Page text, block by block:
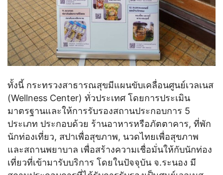
ทั้งนี้ กระทรวงสาธารณสุขมีแผนขับเคลื่อนศูนย์เวลเนส
(Wellness Center) ทั่วประเทศ โดยการประเมิน
มาตรฐานและให้การรับรองสถานประกอบการ 5
ประเภท ประกอบด้วย ร้านอาหารหรือภัตตาคาร, ที่พัก
นักท่องเที่ยว, สปาเพื่อสุขภาพ, นวดไทยเพื่อสุขภาพ
และสถานพยาบาล เพื่อสร้างความเชื่อมั่นให้กับนักท่อง
เที่ยวที่เข้ามารับบริการ โดยในปัจจุบัน จ.ระนอง มี